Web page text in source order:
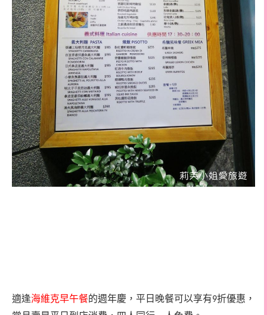
適逢海維克早午餐的週年慶，平日晚餐可以享有9折優惠，